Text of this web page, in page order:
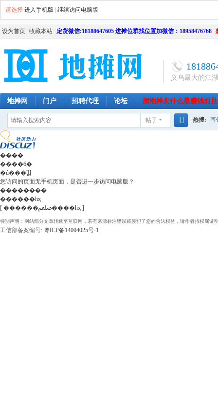
请选择 进入手机版 继续访问电脑版
设为首页 收藏本站 定货微信:18188647605 进摊位群找位置加微信：18958476768
义乌最大的江
地摊网 门户 招聘代理 论坛 摆地摊卖什么最赚钱而
南昌
帖子 热搜: 耳
����
����б�
�û���Ϣ
您访问的页面无手机页面，是否进一步访问电脑版？
��������
������һҳ
[ ������ﷵ����һҳ ]
特别声明：网站部分文章转载至互联网，若有来源标注错误或侵犯了您的合法权益，请作者持权属证
工信部备案编号: 粤ICP备14004025号-1